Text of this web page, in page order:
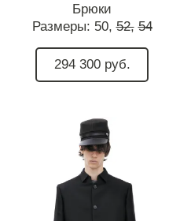
Брюки
Размеры: 50, 52, 54
294 300 руб.